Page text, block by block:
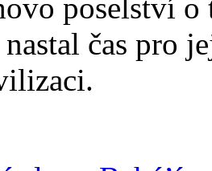
poselství
čas pro